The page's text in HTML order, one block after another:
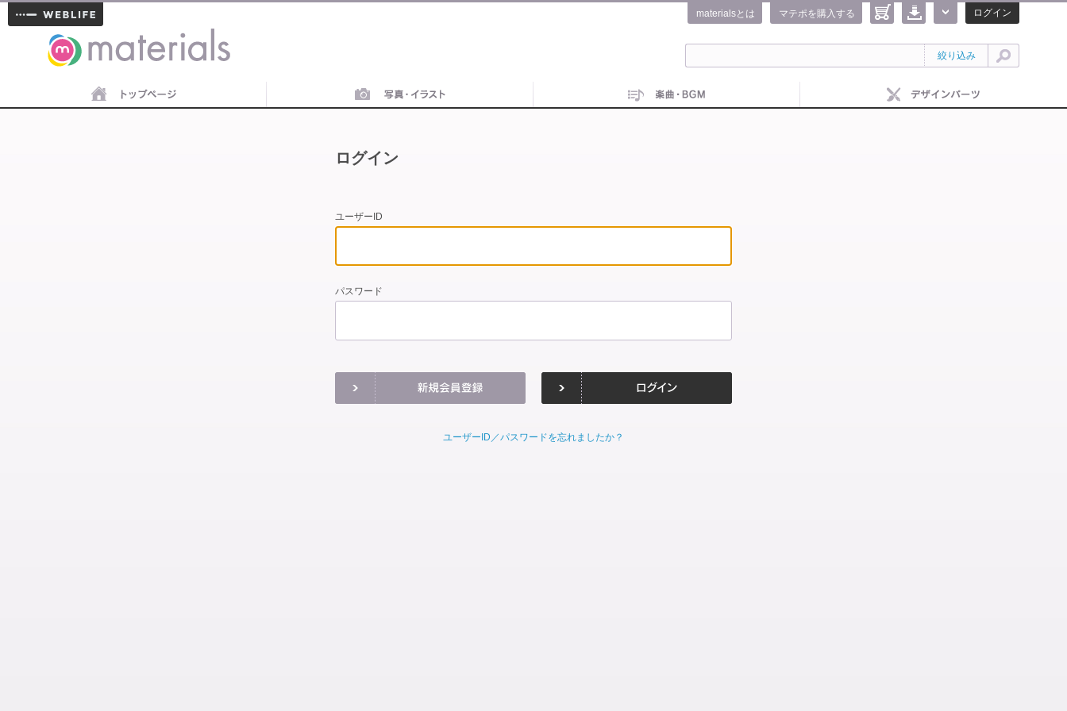
materials
ログイン
マテポを購入する
materialsとは
絞り込み
ログイン
ユーザーID
パスワード
ユーザーID／パスワードを忘れましたか？